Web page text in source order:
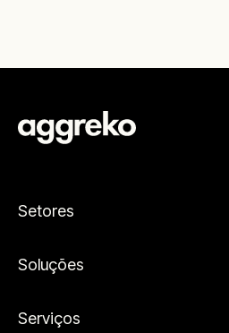
Setores
Soluções
Serviços